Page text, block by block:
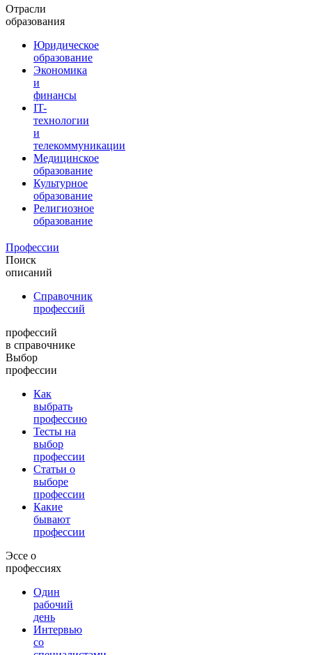
Отрасли
образования
Юридическое
образование
Экономика
и
финансы
IT-
технологии
и
телекоммуникации
Медицинское
образование
Культурное
образование
Религиозное
образование
Профессии
Поиск
описаний
Справочник
профессий
профессий
в справочнике
Выбор
профессии
Как
выбрать
профессию
Тесты на
выбор
профессии
Статьи о
выборе
профессии
Какие
бывают
профессии
Эссе о
профессиях
Один
рабочий
день
Интервью
со